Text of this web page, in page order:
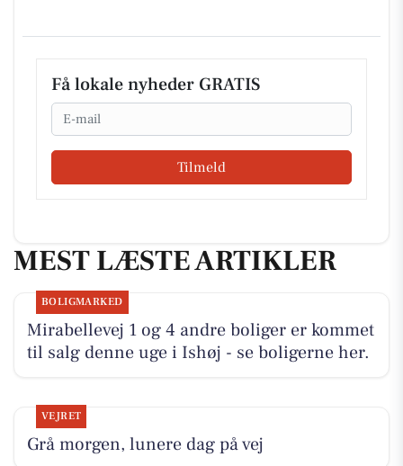
Få lokale nyheder GRATIS
Email
Tilmeld
MEST LÆSTE ARTIKLER
BOLIGMARKED
Mirabellevej 1 og 4 andre boliger er kommet
til salg denne uge i Ishøj - se boligerne her.
VEJRET
Grå morgen, lunere dag på vej